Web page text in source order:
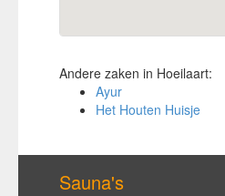
Andere zaken in Hoeilaart:
Ayur
Het Houten Huisje
Sauna's